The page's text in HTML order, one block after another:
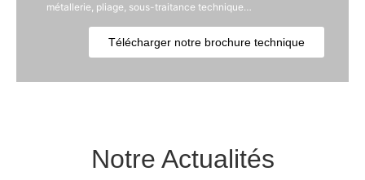
métallerie, pliage, sous-traitance technique…
Télécharger notre brochure technique
Notre Actualités